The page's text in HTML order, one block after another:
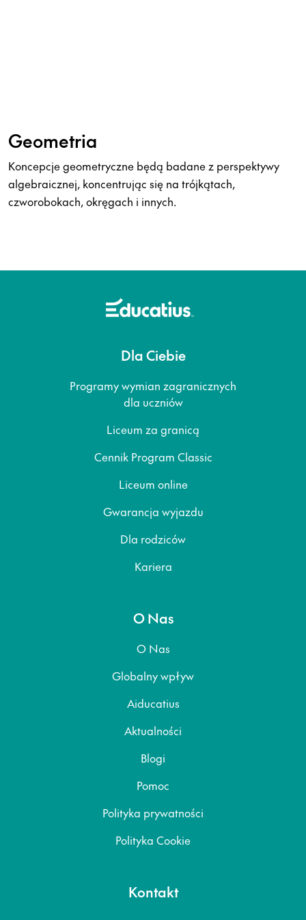
Geometria
Koncepcje geometryczne będą badane z perspektywy
algebraicznej, koncentrując się na trójkątach,
czworobokach, okręgach i innych.
Dla Ciebie
Programy wymian zagranicznych
dla uczniów
Liceum za granicą
Cennik Program Classic
Liceum online
Gwarancja wyjazdu
Dla rodziców
Kariera
O Nas
O Nas
Globalny wpływ
Aiducatius
Aktualności
Blogi
Pomoc
Polityka prywatności
Polityka Cookie
Kontakt